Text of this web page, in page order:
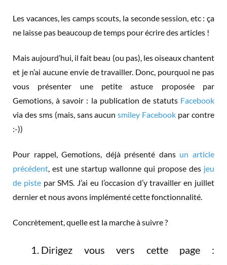
Les vacances, les camps scouts, la seconde session, etc : ça
ne laisse pas beaucoup de temps pour écrire des articles !
Mais aujourd’hui, il fait beau (ou pas), les oiseaux chantent
et je n’ai aucune envie de travailler. Donc, pourquoi ne pas
vous présenter une petite astuce proposée par
Gemotions, à savoir : la publication de statuts Facebook
via des sms (mais, sans aucunsmiley Facebook par contre
:-))
Pour rappel, Gemotions, déjà présenté dans un article
précédent, est une startup wallonne qui propose des jeu
de pistepar SMS. J’ai eu l’occasion d’y travailler en juillet
dernier et nous avons implémenté cette fonctionnalité.
Concrètement, quelle est la marche à suivre ?
Dirigez vous vers cette page :